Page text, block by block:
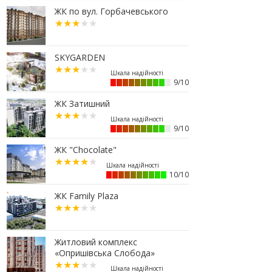
16:47
Дешевші, але недоступні: скільки
коштує житло за програмою
«єОселя» в містах заходу України
13:44
Сільські будинки в західному
регіоні дорожчають у рази
швидше, ніж в містах
16:15
Паркування без зайвих турбот –
обирайте підземні паркінги ЖР
“Княгинин”
13:08
Малозабезпеченим франківцям
безкоштовно встановлюють
лічильники води
19:24
Корпус 31/1 ЖР "Княгинин" –
актуальний стан будівництва
(ФОТО)
03.07.2026
12:30
Що обрати: розстрочку чи
ЖК по вул. Горбачевського
SKYGARDEN
9/10
ЖК Затишний
9/10
ЖК "Chocolate"
10/10
ЖК Family Plaza
Житловий комплекс
«Опришівська Слобода»